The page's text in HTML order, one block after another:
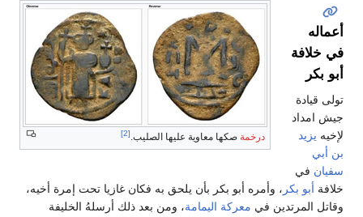
درخمة صكها معاوية عليها الصليب.[2]
أعماله
في خلافة
أبو بكر
تولى قيادة
جيش امداد
لإخيه يزيد
بن أبي
سفيان في
خلافة أبو بكر ، وأمره أبو بكر بأن يلحق به فكان غازيا تحت إمرة أخيه،
وقاتل المرتدين في معركة اليمامة، ومن بعد ذلك أرسلهُ الخليفة